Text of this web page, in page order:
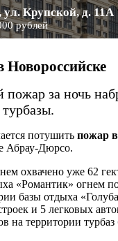
Крупской, д. 11А
рублей
за ночь
потушить пожар
Абрау-Дюрсо.
охвачено уже 62
«Романтик» огнем
базы отдыха
и 5 легковых
на территории